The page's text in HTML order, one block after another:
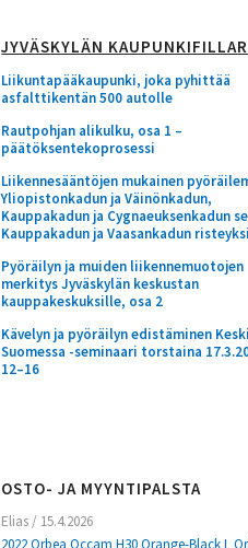
JYVÄSKYLÄN
Liikuntapääkaupunki, joka pyhittää
asfalttikentän 500 autolle
Rautpohjan alikulku, osa 1 –
päätöksentekoprosessi
Liikennesääntöjen mukainen
Yliopistonkadun ja Väinönkadun,
Kauppakadun ja Cygnaeuksenkadun
Kauppakadun ja Vaasankadun
Pyöräilyn ja muiden liikennemuotojen
merkitys Jyväskylän keskustan
kauppakeskuksille, osa 2
Kävelyn ja pyöräilyn edistäminen
Suomessa -seminaari torstaina
12–16
OSTO- JA MYYNTIPALSTA
Elias / 15.4.2026
2022 Orbea Occam H30 Orange-Black L